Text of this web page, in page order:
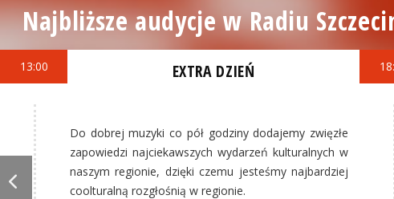
Najbliższe audycje w Radiu
13:00 EXTRA DZIEŃ
Do dobrej muzyki co pół godziny dodajemy zwięzłe
zapowiedzi najciekawszych wydarzeń kulturalnych w
naszym regionie, dzięki czemu jesteśmy najbardziej
coolturalną rozgłośnią w regionie.